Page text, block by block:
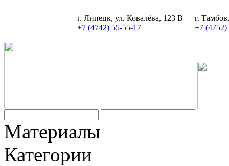
г. Липецк, ул. Ковалёва, 123 В
+7 (4742) 55-55-17
г.
+7 (4752)
Материалы
Категории
Задать вопрос